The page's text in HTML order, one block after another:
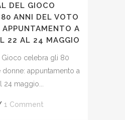
DEL GIOCO
ANNI DEL VOTO
A
22 AL 24 MAGGIO
Gioco celebra gli 80
appuntamento a
maggio...
1 Comment